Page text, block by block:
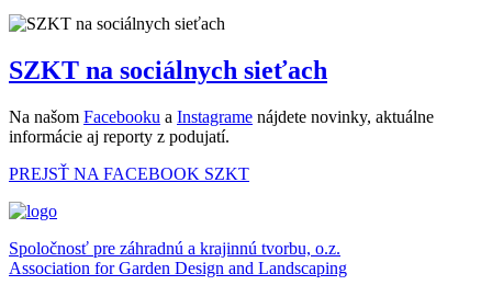
SZKT na sociálnych sieťach
Na našom Facebooku a Instagrame nájdete novinky, aktuálne
informácie aj reporty z podujatí.
PREJSŤ NA FACEBOOK SZKT
Spoločnosť pre záhradnú a krajinnú tvorbu, o.z.
Association for Garden Design and Landscaping